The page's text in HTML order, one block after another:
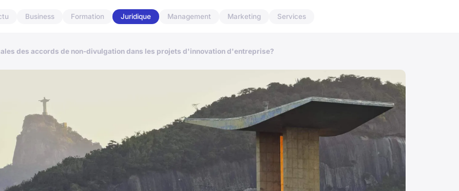
Business Formation Juridique Management Marketing Services
des accords de non-divulgation dans les projets d'innovation d'entreprise?